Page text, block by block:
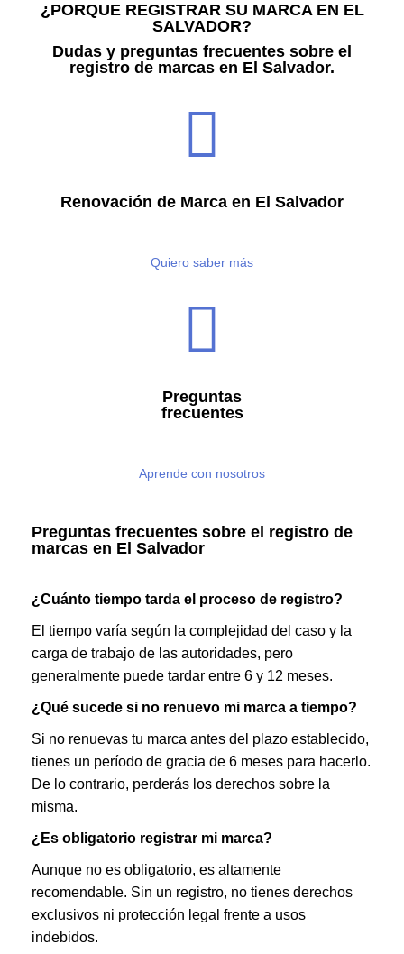
¿PORQUE REGISTRAR SU MARCA EN EL
SALVADOR?
Dudas y preguntas frecuentes sobre el
registro de marcas en El Salvador.
Renovación de Marca en El Salvador
Quiero saber más
Preguntas
frecuentes
Aprende con nosotros
Preguntas frecuentes sobre el registro de
marcas en El Salvador
¿Cuánto tiempo tarda el proceso de registro?
El tiempo varía según la complejidad del caso y la
carga de trabajo de las autoridades, pero
generalmente puede tardar entre 6 y 12 meses.
¿Qué sucede si no renuevo mi marca a tiempo?
Si no renuevas tu marca antes del plazo establecido,
tienes un período de gracia de 6 meses para hacerlo.
De lo contrario, perderás los derechos sobre la
misma.
¿Es obligatorio registrar mi marca?
Aunque no es obligatorio, es altamente
recomendable. Sin un registro, no tienes derechos
exclusivos ni protección legal frente a usos
indebidos.